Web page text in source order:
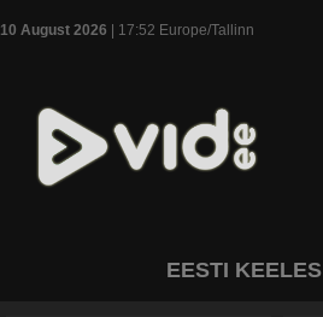
10 August 2026 | 17:52 Europe/Tallinn
EESTI KEELES